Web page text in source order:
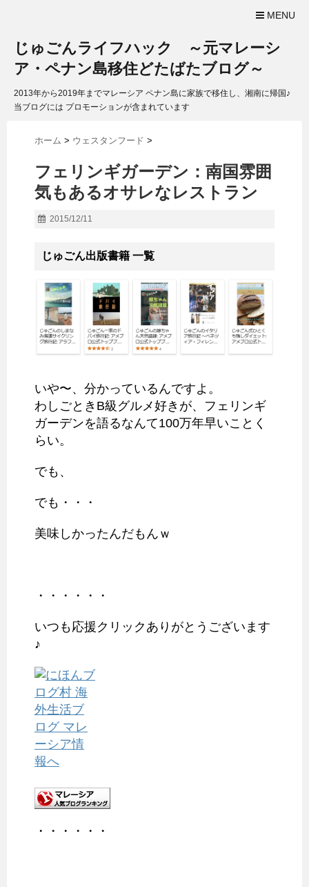
MENU
じゅごんライフハック ～元マレーシ
ア・ペナン島移住どたばたブログ～
2013年から2019年までマレーシア ペナン島に家族で移住し、湘南に帰国♪
当ブログには プロモーションが含まれています
ホーム > ウェスタンフード >
フェリンギガーデン：南国雰囲
気もあるオサレなレストラン
2015/12/11
じゅごん出版書籍 一覧
いや〜、分かっているんですよ。
わしごときB級グルメ好きが、フェリンギ
ガーデンを語るなんて100万年早いことく
らい。
でも、
でも・・・
美味しかったんだもんｗ
・・・・・・
いつも応援クリックありがとうございます
♪
・・・・・・